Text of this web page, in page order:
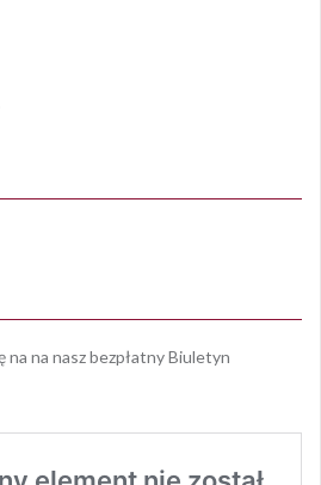
na na nasz bezpłatny Biuletyn